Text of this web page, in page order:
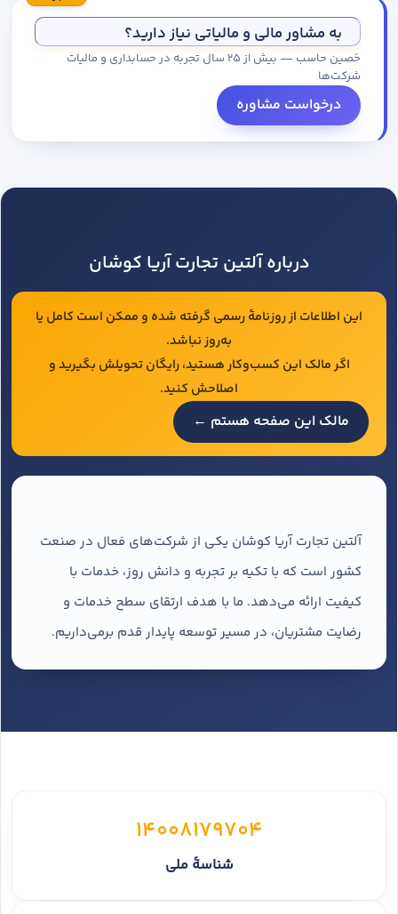
به مشاور مالی و مالیاتی نیاز دارید؟
حَصین حاسب — بیش از ۲۵ سال تجربه در حسابداری و مالیات
شرکت‌ها
درخواست مشاوره
درباره آلتین تجارت آریا کوشان
این اطلاعات از روزنامهٔ رسمی گرفته شده و ممکن است کامل یا
به‌روز نباشد.
اگر مالک این کسب‌وکار هستید، رایگان تحویلش بگیرید و
اصلاحش کنید.
مالک این صفحه هستم ←
آلتین تجارت آریا کوشان یکی از شرکت‌های فعال در صنعت
کشور است که با تکیه بر تجربه و دانش روز، خدمات با
کیفیت ارائه می‌دهد. ما با هدف ارتقای سطح خدمات و
رضایت مشتریان، در مسیر توسعه پایدار قدم برمی‌داریم.
14008179704
شناسهٔ ملی